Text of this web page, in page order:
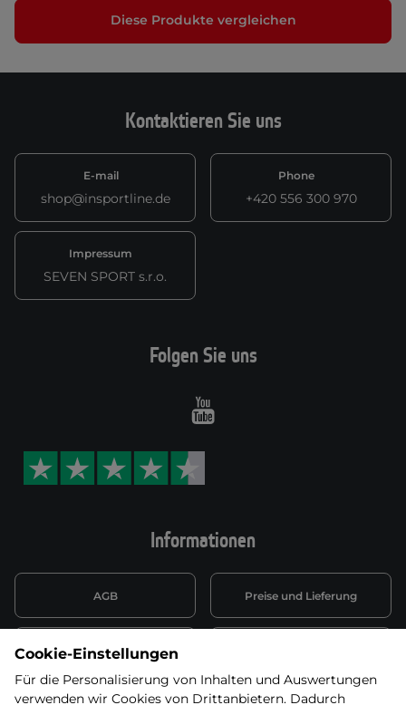
Diese Produkte vergleichen
Kontaktieren Sie uns
E-mail
shop@insportline.de
Phone
+420 556 300 970
Impressum
SEVEN SPORT s.r.o.
Informationen
AGB Preise und Lieferung
Datenschutzerklärung
Wiederufsbelehrung mit Link
Folgen Sie uns
Youtube
Cookie-Einstellungen
Für die Personalisierung von Inhalten und Auswertungen
verwenden wir Cookies von Drittanbietern. Dadurch